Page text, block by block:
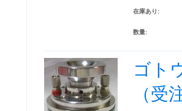
在庫あり:
数量:
ゴト
（受